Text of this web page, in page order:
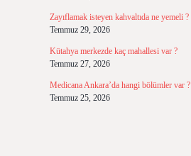
Zayıflamak isteyen kahvaltıda ne yemeli ?
Temmuz 29, 2026
Kütahya merkezde kaç mahallesi var ?
Temmuz 27, 2026
Medicana Ankara’da hangi bölümler var ?
Temmuz 25, 2026